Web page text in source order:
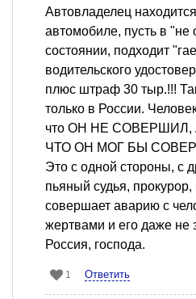
Автовладелец
автомобиле, пусть в "не
состоянии, подходит
водительского
плюс штраф 30 тыр.!!!
только в России.
что ОН НЕ СОВЕРШИЛ,
ЧТО ОН МОГ БЫ
Это с одной стороны, с
пьяный судья, прокурор,
совершает аварию с
жертвами и его даже не
Россия, господа.
1 Ответить